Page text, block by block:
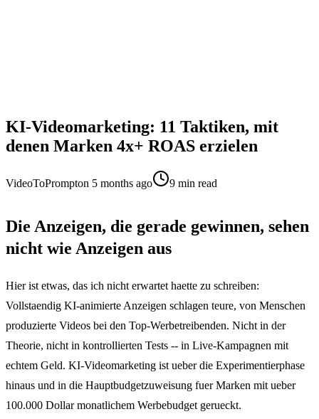
KI-Videomarketing: 11 Taktiken, mit
denen Marken 4x+ ROAS erzielen
VideoToPrompton 5 months ago 9 min read
Die Anzeigen, die gerade gewinnen, sehen
nicht wie Anzeigen aus
Hier ist etwas, das ich nicht erwartet haette zu schreiben:
Vollstaendig KI-animierte Anzeigen schlagen teure, von Menschen
produzierte Videos bei den Top-Werbetreibenden. Nicht in der
Theorie, nicht in kontrollierten Tests -- in Live-Kampagnen mit
echtem Geld. KI-Videomarketing ist ueber die Experimentierphase
hinaus und in die Hauptbudgetzuweisung fuer Marken mit ueber
100.000 Dollar monatlichem Werbebudget gerueckt.